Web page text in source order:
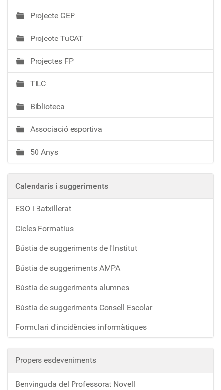
Projecte GEP
Projecte TuCAT
Projectes FP
TILC
Biblioteca
Associació esportiva
50 Anys
Calendaris i suggeriments
ESO i Batxillerat
Cicles Formatius
Bústia de suggeriments de l'Institut
Bústia de suggeriments AMPA
Bústia de suggeriments alumnes
Bústia de suggeriments Consell Escolar
Formulari d'incidències informàtiques
Propers esdeveniments
Benvinguda del Professorat Novell